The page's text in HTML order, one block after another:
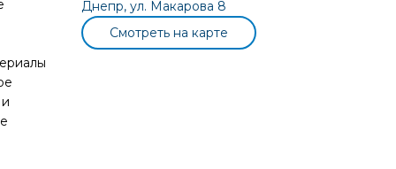
Днепр, ул. Макарова 8
Смотреть на карте